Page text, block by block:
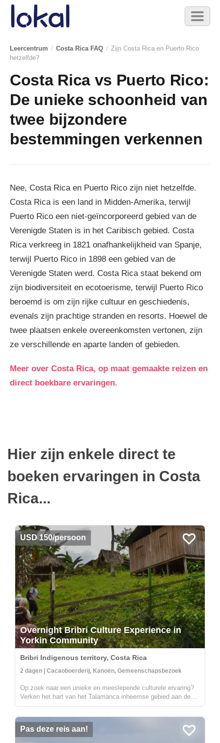
Skip to main content
Toggle
Leercentrum / Costa Rica FAQ / Zijn Costa Rica en Puerto Rico
hetzelfde?
Costa Rica vs Puerto Rico:
De unieke schoonheid van
twee bijzondere
bestemmingen verkennen
Nee, Costa Rica en Puerto Rico zijn niet hetzelfde.
Costa Rica is een land in Midden-Amerika, terwijl
Puerto Rico een niet-geïncorporeerd gebied van de
Verenigde Staten is in het Caribisch gebied. Costa
Rica verkreeg in 1821 onafhankelijkheid van Spanje,
terwijl Puerto Rico in 1898 een gebied van de
Verenigde Staten werd. Costa Rica staat bekend om
zijn biodiversiteit en ecotoerisme, terwijl Puerto Rico
beroemd is om zijn rijke cultuur en geschiedenis,
evenals zijn prachtige stranden en resorts. Hoewel de
twee plaatsen enkele overeenkomsten vertonen, zijn
ze verschillende en aparte landen of gebieden.
Meer over Costa Rica, op maat gemaakte reizen en
direct boekbare ervaringen.
Hier zijn enkele direct te
boeken ervaringen in Costa
Rica...
USD 150/persoon
Overnight Bribri Culture Experience in
Yorkin Community
Bribri Indigenous territory, Costa Rica
2 dagen | Cacaoboerderij, Kanoën, Gemeenschapsbezoek
Op zoek naar een unieke en meeslepende culturele ervaring?
Verken het hart van het Talamanca inheemse gebied aan de
bovenloop van de Yorkin-rivier. Vertrekkend vanuit het dorp
naar de Yor...
Pas deze reis aan!